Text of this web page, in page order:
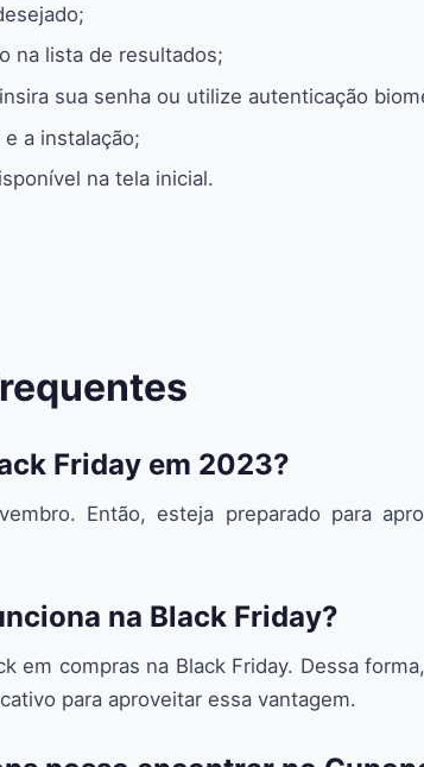
na lista de resultados;
sua senha ou utilize autenticação
a instalação;
na tela inicial.
Friday em 2023?
Então, esteja preparado para
na Black Friday?
em compras na Black Friday. Dessa
para aproveitar essa vantagem.